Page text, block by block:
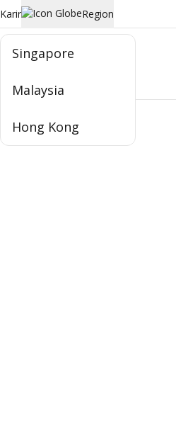
Karir Region
Singapore
Malaysia
Hong Kong
Jadi Nasabah